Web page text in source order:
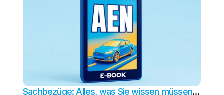
Sachbezüge: Alles, was Sie wissen müssen,